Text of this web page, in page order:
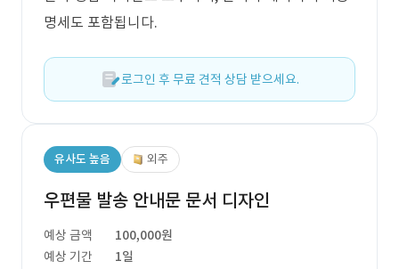
명세도 포함됩니다.
로그인 후 무료 견적 상담 받으세요.
유사도 높음 외주
우편물 발송 안내문 문서 디자인
예상 금액
100,000원
예상 기간
1일